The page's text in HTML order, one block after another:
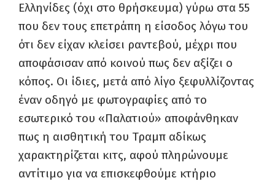
Ελληνίδες (όχι στο θρήσκευμα) γύρω στα 55
που δεν τους επετράπη η είσοδος λόγω του
ότι δεν είχαν κλείσει ραντεβού, μέχρι που
αποφάσισαν από κοινού πως δεν αξίζει ο
κόπος. Οι ίδιες, μετά από λίγο ξεφυλλίζοντας
έναν οδηγό με φωτογραφίες από το
εσωτερικό του «Παλατιού» αποφάνθηκαν
πως η αισθητική του Τραμπ αδίκως
χαρακτηρίζεται κιτς, αφού πληρώνουμε
αντίτιμο για να επισκεφθούμε κτήριο